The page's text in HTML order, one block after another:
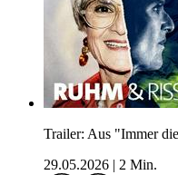
Trailer: Aus "Immer
29.05.2026
2 Min.